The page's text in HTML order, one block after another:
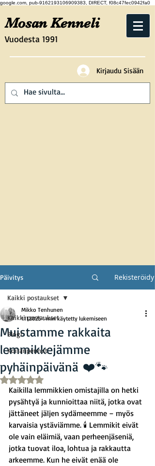
google.com, pub-9162193106909383, DIRECT, f08c47fec0942fa0
Vuodesta 1991
Mosan Kenneli
Kirjaudu Sisään
Päivitys Rekisteröidy
Kaikki postaukset
Blogi
Koiranpennut
Kaikki postaukset
Muistamme rakkaita
lemmikkejämme
pyhäinpäivänä ❤️🐾
Mikko Tenhunen
1.11.2025 1 min käytetty lukemiseen
Arvostelun tähtimäärä: epäluku/5
Kaikilla lemmikkien omistajilla on hetki
pysähtyä ja kunnioittaa niitä, jotka ovat
jättäneet jäljen sydämeemme – myös
karvaisia ystäviämme. 🕯️ Lemmikit eivät
ole vain eläimiä, vaan perheenjäseniä,
jotka tuovat iloa, lohtua ja rakkautta
arkeemme. Kun he eivät enää ole